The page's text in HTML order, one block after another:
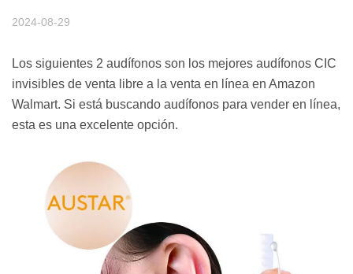
2024-08-29
Los siguientes 2 audífonos son los mejores audífonos CIC
invisibles de venta libre a la venta en línea en Amazon
Walmart. Si está buscando audífonos para vender en línea,
esta es una excelente opción.